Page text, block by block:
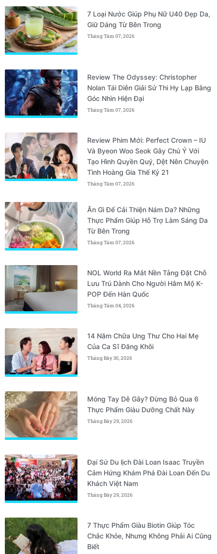
7 Loại Nước Giúp Phụ Nữ U40 Đẹp Da,
Giữ Dáng Từ Bên Trong
Tháng Tám 07, 2026
Review The Odyssey: Christopher
Nolan Tái Diễn Giải Sử Thi Hy Lạp Bằng
Góc Nhìn Hiện Đại
Tháng Tám 07, 2026
Review Phim Mới: Perfect Crown – IU
Và Byeon Woo Seok Gây Chú Ý Với
Tạo Hình Quyền Quý, Dệt Nên Chuyện
Tình Hoàng Gia Thế Kỷ 21
Tháng Tám 07, 2026
Ăn Gì Để Cải Thiện Nám Da? Những
Thực Phẩm Giúp Hỗ Trợ Làm Sáng Da
Từ Bên Trong
Tháng Tám 07, 2026
NOL World Ra Mắt Nền Tảng Đặt Chỗ
Lưu Trú Dành Cho Người Hâm Mộ K-
POP Đến Hàn Quốc
Tháng Tám 04, 2026
14 Năm Chữa Ung Thư Cho Hai Mẹ
Của Ca Sĩ Đăng Khôi
Tháng Bảy 30, 2026
Móng Tay Dễ Gãy? Đừng Bỏ Qua 6
Thực Phẩm Giàu Dưỡng Chất Này
Tháng Bảy 29, 2026
Đại Sứ Du lịch Đài Loan Isaac Truyền
Cảm Hứng Khám Phá Đài Loan Đến Du
Khách Việt Nam
Tháng Bảy 29, 2026
7 Thực Phẩm Giàu Biotin Giúp Tóc
Chắc Khỏe, Nhưng Không Phải Ai Cũng
Biết